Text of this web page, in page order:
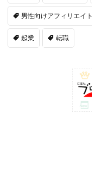
男性向けアフィリエイト
起業 転職